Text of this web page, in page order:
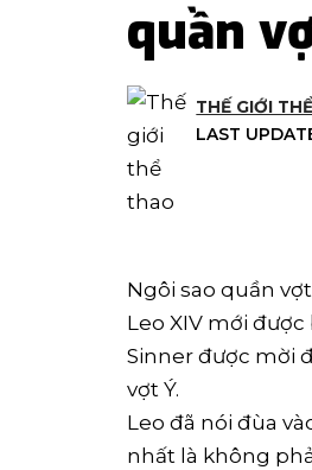
quần
LAST
THẾ GIỚI
Ngôi sao quần
Leo XIV mới
Sinner được mời
vợt Ý.
Leo đã nói đùa
nhất là không